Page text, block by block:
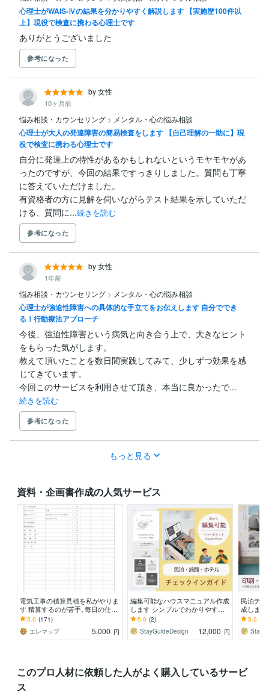
心理士がWAIS-Ⅳの結果を分かりやすく解説します 【実施歴100件以
上】現役で検査に携わる心理士です
ありがとうございました
参考になった
by 女性
10ヶ月前
悩み相談・カウンセリング > メンタル・心の悩み相談
心理士が大人の発達障害の簡易検査をします 【自己理解の一助に】現
役で検査に携わる心理士です
自分に発達上の特性があるかもしれないというモヤモヤがあ
ったのですが、今回の結果ですっきりしました。質問も丁寧
に答えていただけました。
有資格者の方に見解を伺いながらテスト結果を示していただ
ける、質問に...続きを読む
参考になった
by 女性
1年前
悩み相談・カウンセリング > メンタル・心の悩み相談
心理士が強迫性障害への具体的な手立てをお伝えします 自分ででき
る！行動療法アプローチ
今後、強迫性障害という病気と向き合う上で、大きなヒント
をもらった気がします。
教えて頂いたことを数日間実践してみて、少しずつ効果を感
じてきています。
今回このサービスを利用させて頂き、本当に良かったで...
続きを読む
参考になった
もっと見る
資料・企画書作成の人気サービス
電気工事の積算見積を私がやりま
す 積算するのが苦手､毎日の仕事
終われてる人は必見
5.0 (171)
エレマップ
5,000 円
編集可能なハウスマニュアル作成
します シンプルでわかりやすい
デザインです。多言語対応可。
5.0 (2)
StayGuideDesign
12,000 円
民泊デ
成しま
など丸
5.0
このプロ人材に依頼した人がよく購入しているサービ
ス